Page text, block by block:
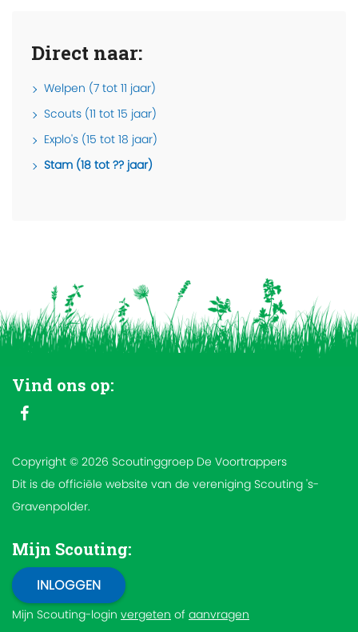
Direct naar:
Welpen (7 tot 11 jaar)
Scouts (11 tot 15 jaar)
Explo's (15 tot 18 jaar)
Stam (18 tot ?? jaar)
Vind ons op:
Copyright © 2026 Scoutinggroep De Voortrappers
Dit is de officiële website van de vereniging Scouting 's-
Gravenpolder.
Mijn Scouting:
Mijn Scouting-login vergeten of aanvragen